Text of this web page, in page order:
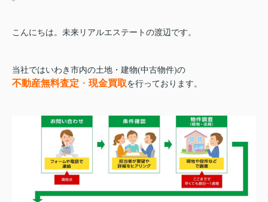
こんにちは。未来リアルエステートの渡辺です。
当社ではいわき市内の土地・建物(中古物件)の
不動産無料査定 ・ 現金買取を行っております。